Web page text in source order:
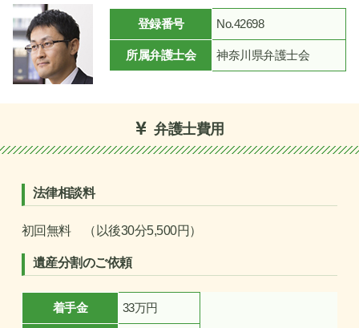
登録番号 No.42698
所属弁護士会 神奈川県弁護士会
弁護士費用
法律相談料
初回無料 （以後30分5,500円）
遺産分割のご依頼
着手金 33万円